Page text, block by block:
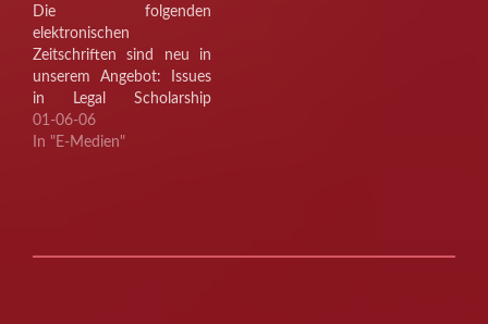
Die folgenden
elektronischen
Zeitschriften sind neu in
unserem Angebot: Issues
in Legal Scholarship
Theoretical Inquiries in
Law Das Gesamtangebot
01-06-06
In "E-Medien"